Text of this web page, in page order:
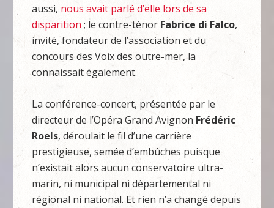
aussi, nous avait parlé d’elle lors de sa
disparition; le contre-ténor Fabrice di Falco,
invité, fondateur de l’association et du
concours des Voix des outre-mer, la
connaissait également.
La conférence-concert, présentée par le
directeur de l’Opéra Grand Avignon Frédéric
Roels, déroulait le fil d’une carrière
prestigieuse, semée d’embûches puisque
n’existait alors aucun conservatoire ultra-
marin, ni municipal ni départemental ni
régional ni national. Et rien n’a changé depuis